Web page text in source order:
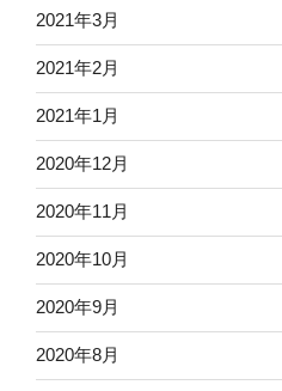
2021年3月
2021年2月
2021年1月
2020年12月
2020年11月
2020年10月
2020年9月
2020年8月